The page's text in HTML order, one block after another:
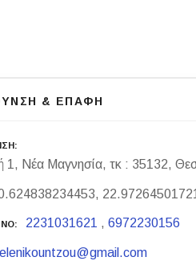
& ΕΠΑΦΗ
1, Νέα Μαγνησία, τκ : 35132,
2231031621 , 6972230156
elenikountzou@gmail.com